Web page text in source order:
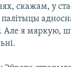
скажам, у
Але я мяркую,